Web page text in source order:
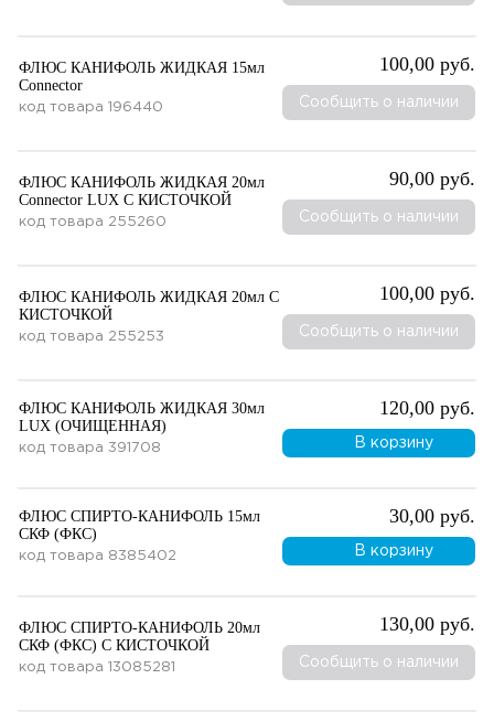
ФЛЮС КАНИФОЛЬ ЖИДКАЯ 15мл
Connector
код товара 196440
100,00 руб.
Сообщить о наличии
ФЛЮС КАНИФОЛЬ ЖИДКАЯ 20мл
Connector LUX С КИСТОЧКОЙ
код товара 255260
90,00 руб.
Сообщить о наличии
ФЛЮС КАНИФОЛЬ ЖИДКАЯ 20мл С
КИСТОЧКОЙ
код товара 255253
100,00 руб.
Сообщить о наличии
ФЛЮС КАНИФОЛЬ ЖИДКАЯ 30мл
LUX (ОЧИЩЕННАЯ)
код товара 391708
120,00 руб.
В корзину
ФЛЮС СПИРТО-КАНИФОЛЬ 15мл
СКФ (ФКС)
код товара 8385402
30,00 руб.
В корзину
ФЛЮС СПИРТО-КАНИФОЛЬ 20мл
СКФ (ФКС) С КИСТОЧКОЙ
код товара 13085281
130,00 руб.
Сообщить о наличии